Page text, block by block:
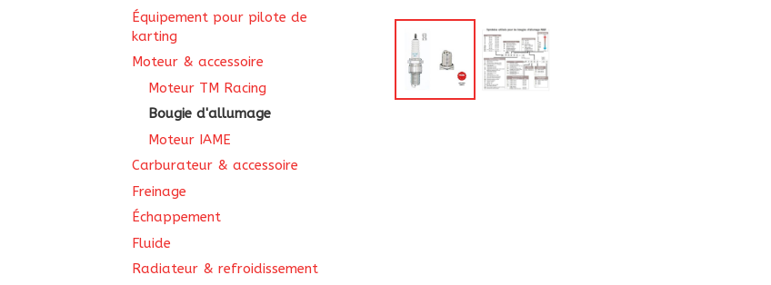
Équipement pour pilote de
karting
Moteur & accessoire
Moteur TM Racing
Bougie d'allumage
Moteur IAME
Carburateur & accessoire
Freinage
Échappement
Fluide
Radiateur & refroidissement